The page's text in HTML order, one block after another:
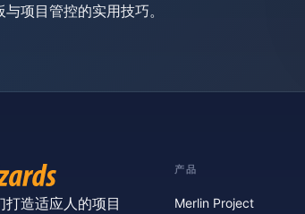
项目管控的实用技巧。
造适应人的项目
产品
Merlin Project